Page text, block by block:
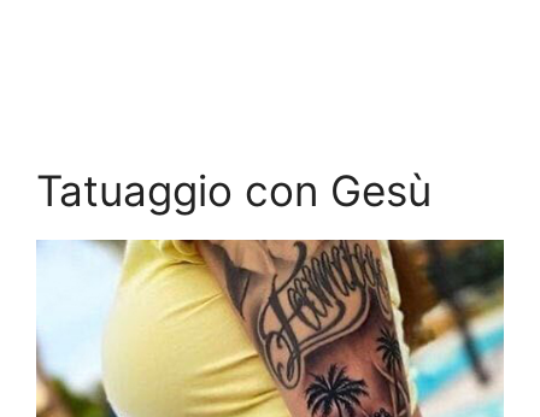
Tatuaggio con Gesù